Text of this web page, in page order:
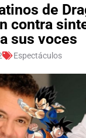
de
contra
sus voces
Espectáculos